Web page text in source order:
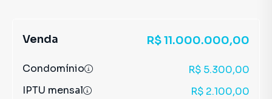
Venda R$ 11.000.000,00
Condomínio
R$ 5.300,00
IPTU mensal
R$ 2.100,00